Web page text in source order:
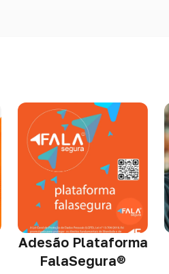
Adesão Plataforma
FalaSegura®